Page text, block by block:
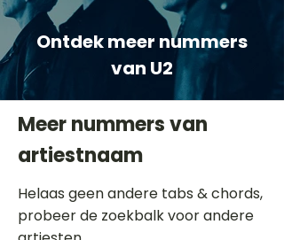
Ontdek meer nummers
van U2
Meer nummers van
artiestnaam
Helaas geen andere tabs & chords,
probeer de zoekbalk voor andere